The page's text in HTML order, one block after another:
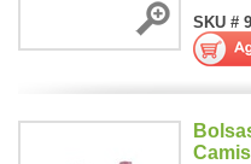
SKU #